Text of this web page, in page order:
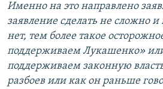
Именно на это направлено
заявление сделать не сложно и
нет, тем более такое
поддерживаем Лукашенко»
поддерживаем законную
разбоев или как он раньше